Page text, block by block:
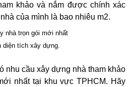
khảo và nắm được chính xác
của mình là bao nhiêu m2.
diện tích xây dựng.
nhu cầu xây dựng nhà tham khảo
nhất tại khu vực TPHCM. Hãy